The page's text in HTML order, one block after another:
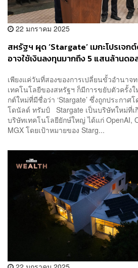
22 มกราคม 2025
สหรัฐฯ ผุด ‘Stargate’ เมกะโปรเจก
อาจใช้เงินลงทุนมากถึง 5 แสนล้านดอ
เพียงแค่วันที่สองของการเปลี่ยนขั้วอำนาจท
เทคโนโลยีของสหรัฐฯ ก็มีการขยับตัวครั้งใ
กต์ใหม่ที่มีชื่อว่า ‘Stargate’ ซึ่งถูกประกา
โดนัลด์ ทรัมป์ Stargate เป็นบริษัทใหม่ที่เ
บริษัทเทคโนโลยียักษ์ใหญ่ ได้แก่ OpenAI,
MGX โดยเป้าหมายของ Starg...